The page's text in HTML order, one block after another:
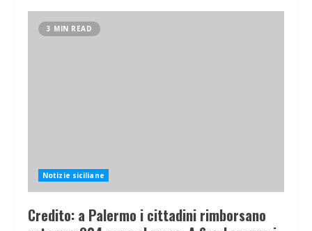
3 MIN READ
Notizie siciliane
Credito: a Palermo i cittadini rimborsano